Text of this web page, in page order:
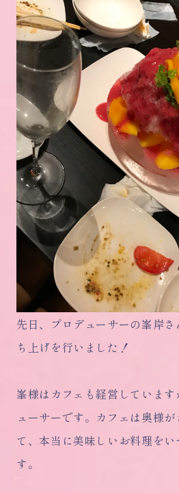
先日、プロデューサーの峯岸
ち上げを行いました！
峯様はカフェも経営していま
ューサーです。カフェは奥様
て、本当に美味しいお料理をい
す。